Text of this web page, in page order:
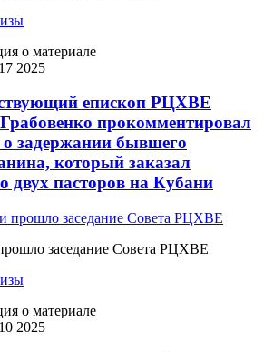
о материале
2025
епископ РЦХВЕ
прокомментировал
о задержании бывшего
который заказал
двух пасторов на Кубани
заседание Совета РЦХВЕ
о материале
2025